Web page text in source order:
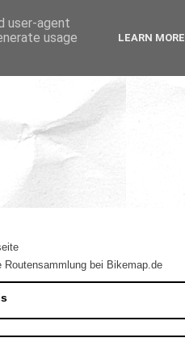
Routensammlung bei Bikemap.de
user-agent
usage
LEARN MORE